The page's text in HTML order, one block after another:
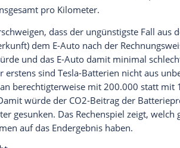
“grün„ entsteht. Damit ist klar,
2017er Werte überholt sind.
Zahlen dreht sich die Aussage
Batteriesinkt auf 4.575 bis 7.950
des CO2-Werts auf 146 kg/
zu CO2-Emissionen von
auch die Herkunft der Batterien
sich intensiv um eine CO2-